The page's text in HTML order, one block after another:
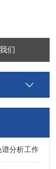
们
谱分析工作